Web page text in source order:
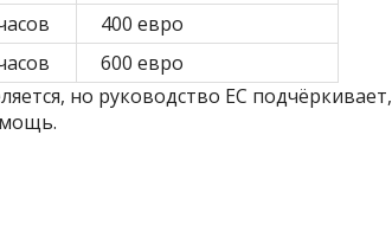
400 евро
600 евро
но руководство ЕС подчёркивает,